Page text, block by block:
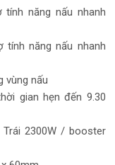
năng nấu nhanh
năng nấu nhanh
vùng nấu
gian hẹn đến 9.30
Trái 2300W / booster